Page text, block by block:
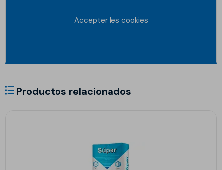
Accepter les cookies
Productos relacionados